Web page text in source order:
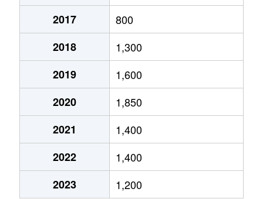
2017
800
2018
1,300
2019
1,600
2020
1,850
2021
1,400
2022
1,400
2023
1,200